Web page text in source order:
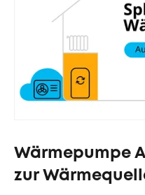
Wärmepumpe
zur